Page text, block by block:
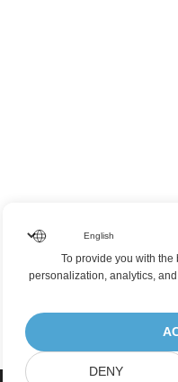
To provide you with
personalization, analytics,
DENY